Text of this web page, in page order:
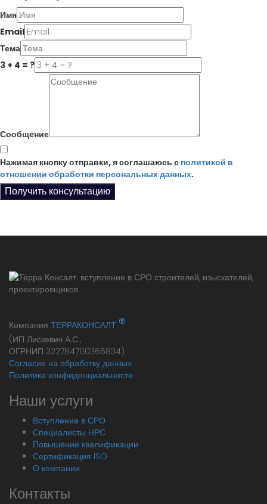
Имя
Email
Тема
3 + 4 = ?
Сообщение
Нажимая кнопку отправки, я соглашаюсь с политикой в
отношении обработки персональных данных.
Получить консультацию
Компания ТЕРРАКОНСАЛТ ®
(ИП Лискевич А.С.,
ОГРНИП 322784700365834)
Согласие на обработку данных
Политика конфиденциальности
Наши услуги
Вступление в СРО
Специалисты НРС
Повышение квалификации
Сертификация ISO
О компании
Контакты